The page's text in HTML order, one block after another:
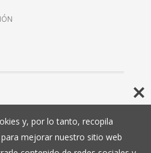
y, por lo tanto, recopila
mejorar nuestro sitio web